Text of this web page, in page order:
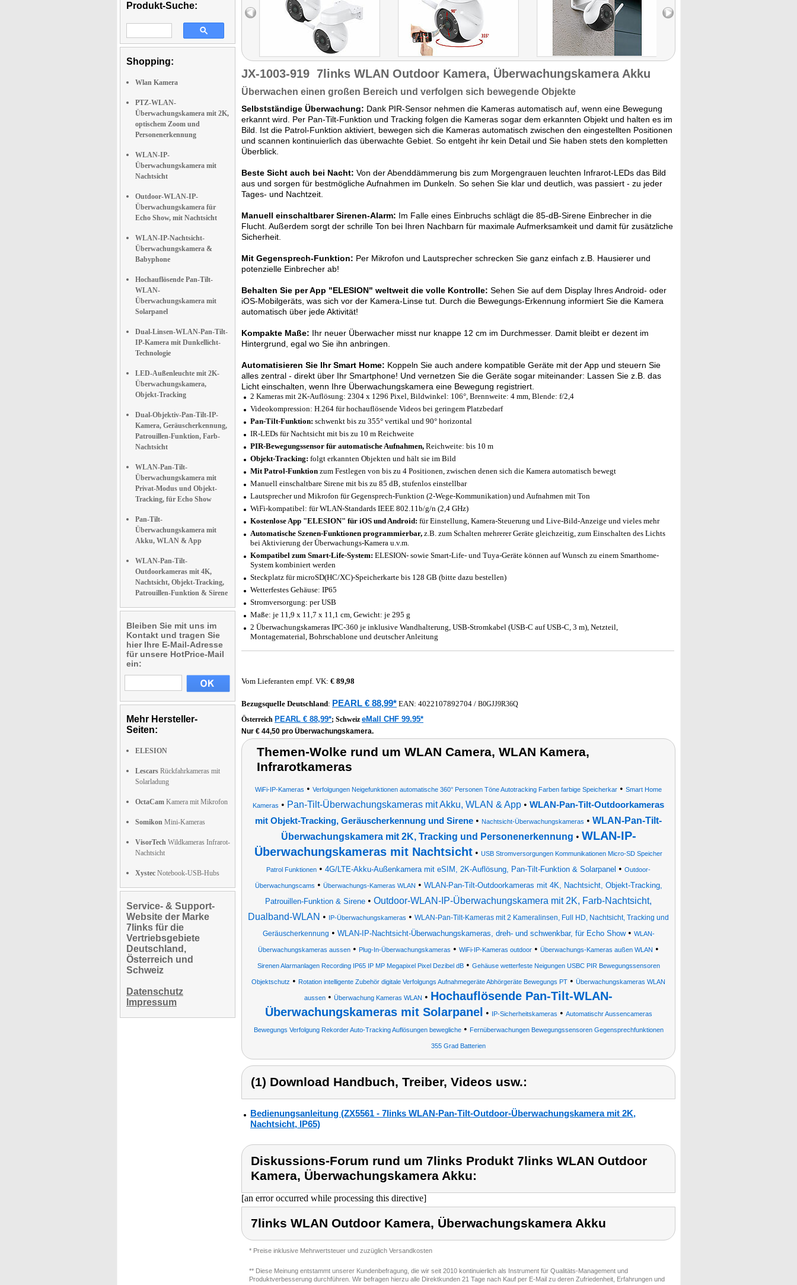
Produkt-Suche:
Shopping:
Wlan Kamera
PTZ-WLAN-
Überwachungskamera mit 2K,
optischem Zoom und
Personenerkennung
WLAN-IP-
Überwachungskamera mit
Nachtsicht
Outdoor-WLAN-IP-
Überwachungskamera für
Echo Show, mit Nachtsicht
WLAN-IP-Nachtsicht-
Überwachungskamera &
Babyphone
Hochauflösende Pan-Tilt-
WLAN-
Überwachungskamera mit
Solarpanel
Dual-Linsen-WLAN-Pan-Tilt-
IP-Kamera mit Dunkellicht-
Technologie
LED-Außenleuchte mit 2K-
Überwachungskamera,
Objekt-Tracking
Dual-Objektiv-Pan-Tilt-IP-
Kamera, Geräuscherkennung,
Patrouillen-Funktion, Farb-
Nachtsicht
WLAN-Pan-Tilt-
Überwachungskamera mit
Privat-Modus und Objekt-
Tracking, für Echo Show
Pan-Tilt-
Überwachungskamera mit
Akku, WLAN & App
WLAN-Pan-Tilt-
Outdoorkameras mit 4K,
Nachtsicht, Objekt-Tracking,
Patrouillen-Funktion & Sirene
Bleiben Sie mit uns im
Kontakt und tragen Sie
hier Ihre E-Mail-Adresse
für unsere HotPrice-Mail
ein:
Mehr Hersteller-
Seiten:
ELESION
Lescars Rückfahrkameras mit
Solarladung
OctaCam Kamera mit Mikrofon
Somikon Mini-Kameras
VisorTech Wildkameras Infrarot-
Nachtsicht
Xystec Notebook-USB-Hubs
Service- & Support-
Website der Marke
7links für die
Vertriebsgebiete
Deutschland,
Österreich und
Schweiz
Datenschutz
Impressum
JX-1003-919 7links WLAN Outdoor Kamera, Überwachungskamera Akku
Überwachen einen großen Bereich und verfolgen sich bewegende Objekte
Selbstständige Überwachung: Dank PIR-Sensor nehmen die Kameras automatisch auf, wenn eine Bewegung
erkannt wird. Per Pan-Tilt-Funktion und Tracking folgen die Kameras sogar dem erkannten Objekt und halten es im
Bild. Ist die Patrol-Funktion aktiviert, bewegen sich die Kameras automatisch zwischen den eingestellten Positionen
und scannen kontinuierlich das überwachte Gebiet. So entgeht ihr kein Detail und Sie haben stets den kompletten
Überblick.
Beste Sicht auch bei Nacht: Von der Abenddämmerung bis zum Morgengrauen leuchten Infrarot-LEDs das Bild
aus und sorgen für bestmögliche Aufnahmen im Dunkeln. So sehen Sie klar und deutlich, was passiert - zu jeder
Tages- und Nachtzeit.
Manuell einschaltbarer Sirenen-Alarm: Im Falle eines Einbruchs schlägt die 85-dB-Sirene Einbrecher in die
Flucht. Außerdem sorgt der schrille Ton bei Ihren Nachbarn für maximale Aufmerksamkeit und damit für zusätzliche
Sicherheit.
Mit Gegensprech-Funktion: Per Mikrofon und Lautsprecher schrecken Sie ganz einfach z.B. Hausierer und
potenzielle Einbrecher ab!
Behalten Sie per App "ELESION" weltweit die volle Kontrolle: Sehen Sie auf dem Display Ihres Android- oder
iOS-Mobilgeräts, was sich vor der Kamera-Linse tut. Durch die Bewegungs-Erkennung informiert Sie die Kamera
automatisch über jede Aktivität!
Kompakte Maße: Ihr neuer Überwacher misst nur knappe 12 cm im Durchmesser. Damit bleibt er dezent im
Hintergrund, egal wo Sie ihn anbringen.
Automatisieren Sie Ihr Smart Home: Koppeln Sie auch andere kompatible Geräte mit der App und steuern Sie
alles zentral - direkt über Ihr Smartphone! Und vernetzen Sie die Geräte sogar miteinander: Lassen Sie z.B. das
Licht einschalten, wenn Ihre Überwachungskamera eine Bewegung registriert.
2 Kameras mit 2K-Auflösung: 2304 x 1296 Pixel, Bildwinkel: 106°, Brennweite: 4 mm, Blende: f/2,4
Videokompression: H.264 für hochauflösende Videos bei geringem Platzbedarf
Pan-Tilt-Funktion: schwenkt bis zu 355° vertikal und 90° horizontal
IR-LEDs für Nachtsicht mit bis zu 10 m Reichweite
PIR-Bewegungssensor für automatische Aufnahmen, Reichweite: bis 10 m
Objekt-Tracking: folgt erkannten Objekten und hält sie im Bild
Mit Patrol-Funktion zum Festlegen von bis zu 4 Positionen, zwischen denen sich die Kamera automatisch bewegt
Manuell einschaltbare Sirene mit bis zu 85 dB, stufenlos einstellbar
Lautsprecher und Mikrofon für Gegensprech-Funktion (2-Wege-Kommunikation) und Aufnahmen mit Ton
WiFi-kompatibel: für WLAN-Standards IEEE 802.11b/g/n (2,4 GHz)
Kostenlose App "ELESION" für iOS und Android: für Einstellung, Kamera-Steuerung und Live-Bild-Anzeige und vieles mehr
Automatische Szenen-Funktionen programmierbar, z.B. zum Schalten mehrerer Geräte gleichzeitig, zum Einschalten des Lichts
bei Aktivierung der Überwachungs-Kamera u.v.m.
Kompatibel zum Smart-Life-System: ELESION- sowie Smart-Life- und Tuya-Geräte können auf Wunsch zu einem Smarthome-
System kombiniert werden
Steckplatz für microSD(HC/XC)-Speicherkarte bis 128 GB (bitte dazu bestellen)
Wetterfestes Gehäuse: IP65
Stromversorgung: per USB
Maße: je 11,9 x 11,7 x 11,1 cm, Gewicht: je 295 g
2 Überwachungskameras IPC-360 je inklusive Wandhalterung, USB-Stromkabel (USB-C auf USB-C, 3 m), Netzteil,
Montagematerial, Bohrschablone und deutscher Anleitung
Vom Lieferanten empf. VK: € 89,98
Bezugsquelle Deutschland: PEARL € 88,99* EAN: 4022107892704 / B0GJJ9R36Q
Österreich PEARL € 88,99*; Schweiz eMall CHF 99.95*
Nur € 44,50 pro Überwachungskamera.
Themen-Wolke rund um WLAN Camera, WLAN Kamera,
Infrarotkameras
WiFi-IP-Kameras • Verfolgungen Neigefunktionen automatische 360° Personen Töne Autotracking Farben farbige Speicherkar • Smart Home
Kameras • Pan-Tilt-Überwachungskameras mit Akku, WLAN & App • WLAN-Pan-Tilt-Outdoorkameras
mit Objekt-Tracking, Geräuscherkennung und Sirene • Nachtsicht-Überwachungskameras • WLAN-Pan-Tilt-
Überwachungskamera mit 2K, Tracking und Personenerkennung • WLAN-IP-
Überwachungskameras mit Nachtsicht • USB Stromversorgungen Kommunikationen Micro-SD Speicher
Patrol Funktionen • 4G/LTE-Akku-Außenkamera mit eSIM, 2K-Auflösung, Pan-Tilt-Funktion & Solarpanel • Outdoor-
Überwachungscams • Überwachungs-Kameras WLAN • WLAN-Pan-Tilt-Outdoorkameras mit 4K, Nachtsicht, Objekt-Tracking,
Patrouillen-Funktion & Sirene • Outdoor-WLAN-IP-Überwachungskamera mit 2K, Farb-Nachtsicht,
Dualband-WLAN • IP-Überwachungskameras • WLAN-Pan-Tilt-Kameras mit 2 Kameralinsen, Full HD, Nachtsicht, Tracking und
Geräuscherkennung • WLAN-IP-Nachtsicht-Überwachungskameras, dreh- und schwenkbar, für Echo Show• WLAN-
Überwachungskameras aussen • Plug-In-Überwachungskameras • WiFi-IP-Kameras outdoor • Überwachungs-Kameras außen WLAN •
Sirenen Alarmanlagen Recording IP65 IP MP Megapixel Pixel Dezibel dB• Gehäuse wetterfeste Neigungen USBC PIR Bewegungssensoren
Objektschutz • Rotation intelligente Zubehör digitale Verfolgungs Aufnahmegeräte Abhörgeräte Bewegungs PT • Überwachungskameras WLAN
aussen • Überwachung Kameras WLAN • Hochauflösende Pan-Tilt-WLAN-
Überwachungskameras mit Solarpanel
• IP-Sicherheitskameras • Automatischr Aussencameras
Bewegungs Verfolgung Rekorder Auto-Tracking Auflösungen bewegliche• Fernüberwachungen Bewegungssensoren Gegensprechfunktionen
355 Grad Batterien
(1) Download Handbuch, Treiber, Videos usw.:
Bedienungsanleitung (ZX5561 - 7links WLAN-Pan-Tilt-Outdoor-Überwachungskamera mit 2K,
Nachtsicht, IP65)
Diskussions-Forum rund um 7links Produkt 7links WLAN Outdoor
Kamera, Überwachungskamera Akku:
[an error occurred while processing this directive]
7links WLAN Outdoor Kamera, Überwachungskamera Akku
* Preise inklusive Mehrwertsteuer und zuzüglich Versandkosten
** Diese Meinung entstammt unserer Kundenbefragung, die wir seit 2010 kontinuierlich als Instrument für Qualitäts-Management und
Produktverbesserung durchführen. Wir befragen hierzu alle Direktkunden 21 Tage nach Kauf per E-Mail zu deren Zufriedenheit, Erfahrungen und